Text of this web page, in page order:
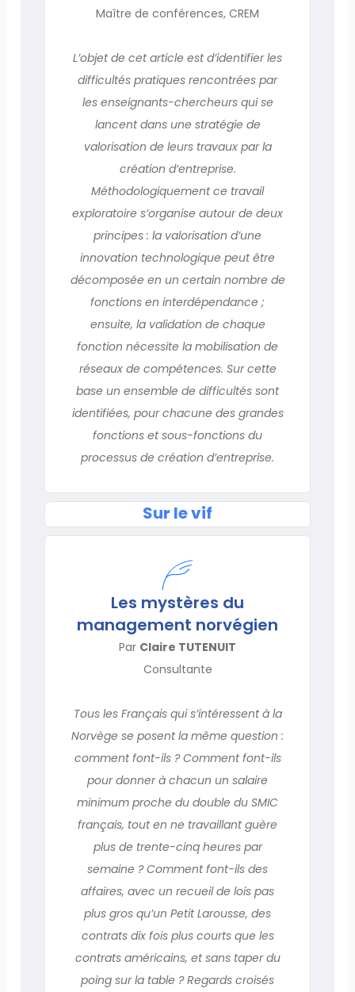
Maître de conférences, CREM
L’objet de cet article est d’identifier les
difficultés pratiques rencontrées par
les enseignants-chercheurs qui se
lancent dans une stratégie de
valorisation de leurs travaux par la
création d’entreprise.
Méthodologiquement ce travail
exploratoire s’organise autour de deux
principes : la valorisation d’une
innovation technologique peut être
décomposée en un certain nombre de
fonctions en interdépendance ;
ensuite, la validation de chaque
fonction nécessite la mobilisation de
réseaux de compétences. Sur cette
base un ensemble de difficultés sont
identifiées, pour chacune des grandes
fonctions et sous-fonctions du
processus de création d’entreprise.
Sur le vif
Les mystères du
management norvégien
Par Claire TUTENUIT
Consultante
Tous les Français qui s’intéressent à la
Norvège se posent la même question :
comment font-ils ? Comment font-ils
pour donner à chacun un salaire
minimum proche du double du SMIC
français, tout en ne travaillant guère
plus de trente-cinq heures par
semaine ? Comment font-ils des
affaires, avec un recueil de lois pas
plus gros qu’un Petit Larousse, des
contrats dix fois plus courts que les
contrats américains, et sans taper du
poing sur la table ? Regards croisés